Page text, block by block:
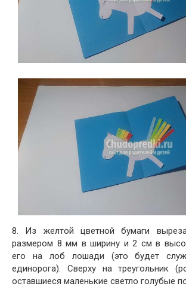
8. Из желтой цветной бумаги
размером 8 мм в ширину и 2 см в
его на лоб лошади (это будет
единорога). Сверху на треугольник
оставшиеся маленькие светло голубые